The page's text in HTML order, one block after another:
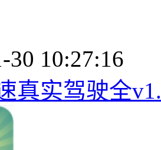
30 10:27:16
真实驾驶全